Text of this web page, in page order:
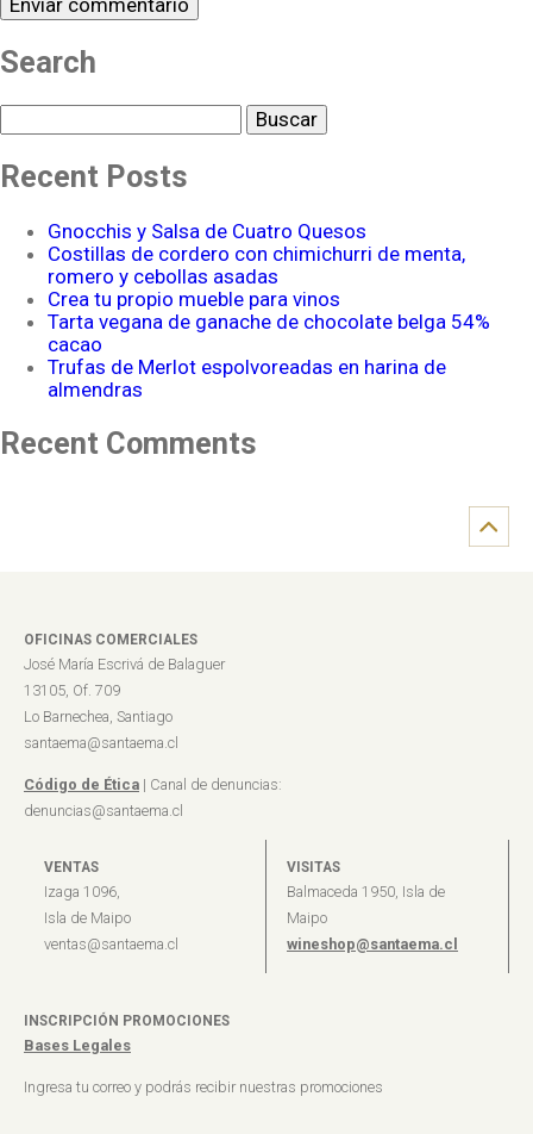
Search
Recent Posts
Gnocchis y Salsa de Cuatro Quesos
Costillas de cordero con chimichurri de menta,
romero y cebollas asadas
Crea tu propio mueble para vinos
Tarta vegana de ganache de chocolate belga 54%
cacao
Trufas de Merlot espolvoreadas en harina de
almendras
Recent Comments
OFICINAS COMERCIALES
José María Escrivá de Balaguer
13105, Of. 709
Lo Barnechea, Santiago
santaema@santaema.cl
Código de Ética | Canal de denuncias:
denuncias@santaema.cl
VENTAS
Izaga 1096,
Isla de Maipo
ventas@santaema.cl
VISITAS
Balmaceda 1950, Isla de
Maipo
wineshop@santaema.cl
INSCRIPCIÓN PROMOCIONES
Bases Legales
Ingresa tu correo y podrás recibir nuestras promociones